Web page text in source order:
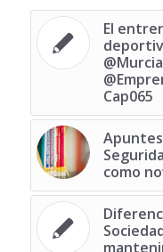
El
Cap065
como